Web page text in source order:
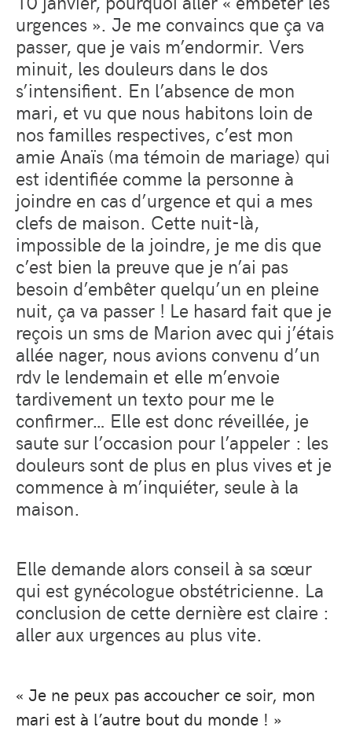
urgences ». Je me convaincs que ça va
passer, que je vais m’endormir. Vers
minuit, les douleurs dans le dos
s’intensifient. En l’absence de mon
mari, et vu que nous habitons loin de
nos familles respectives, c’est mon
amie Anaïs (ma témoin de mariage) qui
est identifiée comme la personne à
joindre en cas d’urgence et qui a mes
clefs de maison. Cette nuit-là,
impossible de la joindre, je me dis que
c’est bien la preuve que je n’ai pas
besoin d’embêter quelqu’un en pleine
nuit, ça va passer ! Le hasard fait que je
reçois un sms de Marion avec qui j’étais
allée nager, nous avions convenu d’un
rdv le lendemain et elle m’envoie
tardivement un texto pour me le
confirmer… Elle est donc réveillée, je
saute sur l’occasion pour l’appeler : les
douleurs sont de plus en plus vives et je
commence à m’inquiéter, seule à la
maison.
Elle demande alors conseil à sa sœur
qui est gynécologue obstétricienne. La
conclusion de cette dernière est claire :
aller aux urgences au plus vite.
« Je ne peux pas accoucher ce soir, mon
mari est à l’autre bout du monde ! »